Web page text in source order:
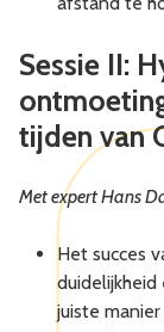
Sessie II:
tijden van
Met expert Hans
Het succes
juiste